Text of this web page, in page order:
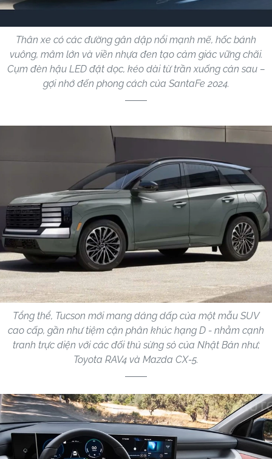
Thân xe có các đường gân dập nổi mạnh mẽ, hốc bánh
vuông, mâm lớn và viền nhựa đen tạo cảm giác vững chãi.
Cụm đèn hậu LED đặt dọc, kéo dài từ trần xuống cản sau –
gợi nhớ đến phong cách của SantaFe 2024.
Tổng thể, Tucson mới mang dáng dấp của một mẫu SUV
cao cấp, gần như tiệm cận phân khúc hạng D - nhằm cạnh
tranh trực diện với các đối thủ sừng sỏ của Nhật Bản như;
Toyota RAV4 và Mazda CX-5.